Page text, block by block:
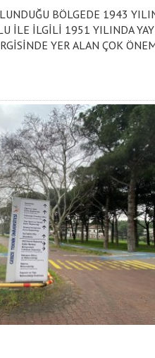
BÖLGEDE 1943
İLE İLGİLİ 1951 YILINDA
YER ALAN ÇOK